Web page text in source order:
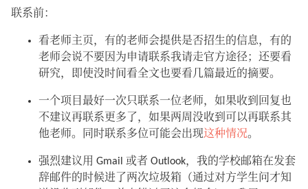
联系前：
看老师主页，有的老师会提供是否招生的信息，有的
老师会说不要因为申请联系我请走官方途径；还要看
研究，即使没时间看全文也要看几篇最近的摘要。
一个项目最好一次只联系一位老师，如果收到回复也
不建议再联系更多了，如果两周没收到可以再联系其
他老师。同时联系多位可能会出现这种情况。
强烈建议用 Gmail 或者 Outlook，我的学校邮箱在发套
辞邮件的时候进了两次垃圾箱（通过对方学生问才知